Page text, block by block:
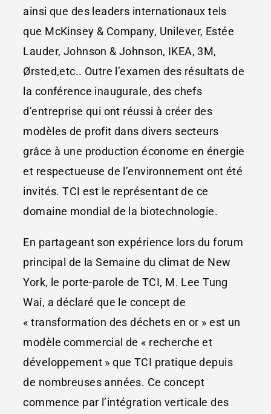
ainsi que des leaders internationaux tels
que McKinsey & Company, Unilever, Estée
Lauder, Johnson & Johnson, IKEA, 3M,
Ørsted,etc.. Outre l’examen des résultats de
la conférence inaugurale, des chefs
d’entreprise qui ont réussi à créer des
modèles de profit dans divers secteurs
grâce à une production économe en énergie
et respectueuse de l’environnement ont été
invités. TCI est le représentant de ce
domaine mondial de la biotechnologie.
En partageant son expérience lors du forum
principal de la Semaine du climat de New
York, le porte-parole de TCI, M. Lee Tung
Wai, a déclaré que le concept de
« transformation des déchets en or » est un
modèle commercial de « recherche et
développement » que TCI pratique depuis
de nombreuses années. Ce concept
commence par l’intégration verticale des